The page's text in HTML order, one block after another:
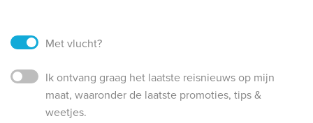
Met vlucht?
Ik ontvang graag het laatste reisnieuws op mijn
maat, waaronder de laatste promoties, tips &
weetjes.